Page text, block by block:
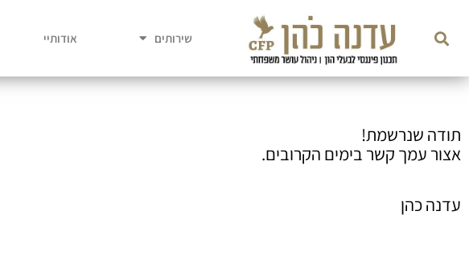
שירותים אודותיי
תודה שנרשמת!
אצור עמך קשר בימים הקרובים.
עדנה כהן